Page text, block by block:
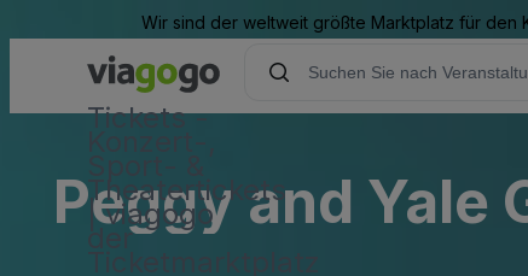
Wir sind der weltweit größte Marktplatz für den
Tickets -
Theatertickets
| viagogo
der
Peggy and Yale